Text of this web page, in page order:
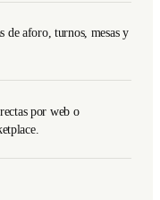
de aforo, turnos, mesas y
por web o